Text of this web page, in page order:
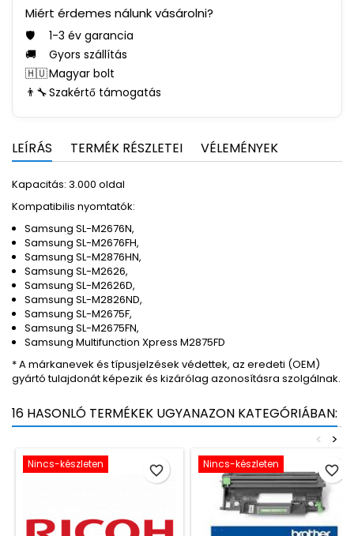
Miért érdemes nálunk vásárolni?
🛡️
1-3 év garancia
🚚
Gyors szállítás
🇭🇺Magyar bolt
👨‍🔧Szakértő támogatás
LEÍRÁS TERMÉK RÉSZLETEI VÉLEMÉNYEK
Kapacitás: 3.000 oldal
Kompatibilis nyomtatók:
Samsung SL-M2676N,
Samsung SL-M2676FH,
Samsung SL-M2876HN,
Samsung SL-M2626,
Samsung SL-M2626D,
Samsung SL-M2826ND,
Samsung SL-M2675F,
Samsung SL-M2675FN,
Samsung Multifunction Xpress M2875FD
* A márkanevek és típusjelzések védettek, az eredeti (OEM)
gyártó tulajdonát képezik és kizárólag azonosításra szolgálnak.
16 HASONLÓ TERMÉKEK UGYANAZON KATEGÓRIÁBAN:
>
<
Nincs-készleten favorite_border Nincs-készleten favorite_border